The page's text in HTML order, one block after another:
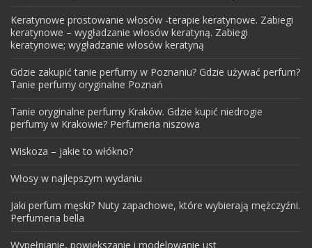
Keratynowe prostowanie włosów -terapie keratynowe. Zabiegi
keratynowe – wygładzanie włosów keratyną. Zabiegi
keratynowe; wygładzanie włosów keratyną
Gdzie zakupić tanie perfumy w Poznaniu? Gdzie używać perfum?
Tanie perfumy oryginalne Poznań
Tanie oryginalne perfumy Kraków. Gdzie kupić niedrogie
perfumy w Krakowie? Perfumeria niszowa
Wiskoza – jakie to włókno?
Włosy w najlepszym wydaniu
Jaki perfum męski? Nuty zapachowe, które wybierają mężczyźni.
Perfumeria bella
Wypełnianie, powiększanie i modelowanie ust